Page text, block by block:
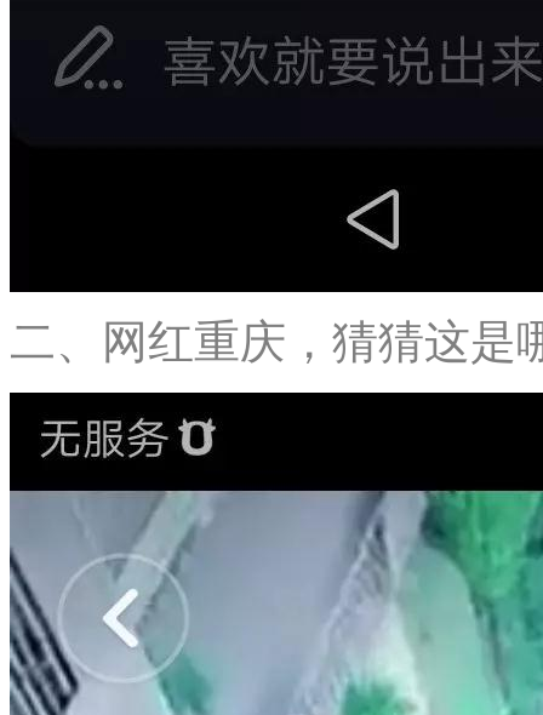
二、网红重庆，猜猜这是